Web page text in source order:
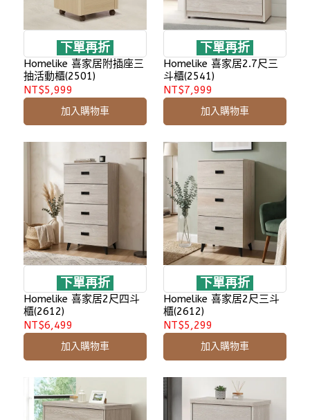
下單再折
Homelike 喜家居附插座三
抽活動櫃(2501)
NT$5,999
加入購物車
下單再折
Homelike 喜家居2.7尺三
斗櫃(2541)
NT$7,999
加入購物車
下單再折
Homelike 喜家居2尺四斗
櫃(2612)
NT$6,499
加入購物車
下單再折
Homelike 喜家居2尺三斗
櫃(2612)
NT$5,299
加入購物車